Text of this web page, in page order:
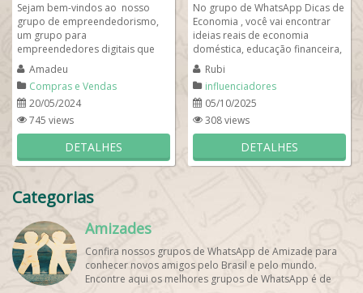
Sejam bem-vindos ao nosso
grupo de empreendedorismo,
um grupo para
empreendedores digitais que
usam as redes sociais para
movimentar a economia de
forma...
Amadeu
Compras e Vendas
20/05/2024
745 views
DETALHES
No grupo de WhatsApp Dicas de
Economia , você vai encontrar
ideias reais de economia
doméstica, educação financeira,
investimentos acessíveis,
aplicativos...
Rubi
influenciadores
05/10/2025
308 views
DETALHES
Categorias
Amizades
Confira nossos grupos de WhatsApp de Amizade para
conhecer novos amigos pelo Brasil e pelo mundo.
Encontre aqui os melhores grupos de WhatsApp é de